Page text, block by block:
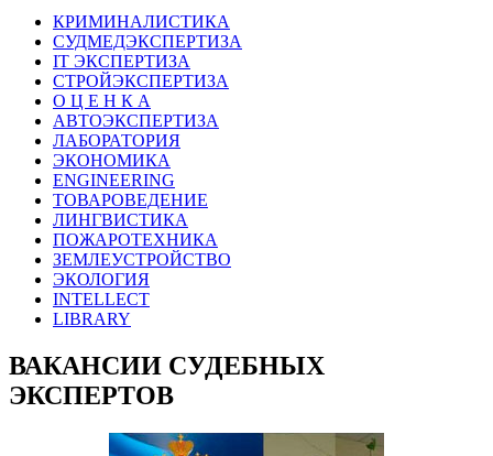
КРИМИНАЛИСТИКА
СУДМЕДЭКСПЕРТИЗА
IT ЭКСПЕРТИЗА
СТРОЙЭКСПЕРТИЗА
О Ц Е Н К А
АВТОЭКСПЕРТИЗА
ЛАБОРАТОРИЯ
ЭКОНОМИКА
ENGINEERING
ТОВАРОВЕДЕНИЕ
ЛИНГВИСТИКА
ПОЖАРОТЕХНИКА
ЗЕМЛЕУСТРОЙСТВО
ЭКОЛОГИЯ
INTELLECT
LIBRARY
ВАКАНСИИ СУДЕБНЫХ
ЭКСПЕРТОВ